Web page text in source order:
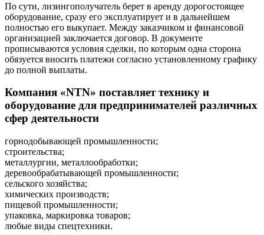
По сути, лизингополучатель берет в аренду дорогостоящее
оборудование, сразу его эксплуатирует и в дальнейшем
полностью его выкупает. Между заказчиком и финансовой
организацией заключается договор. В документе
прописываются условия сделки, по которым одна сторона
обязуется вносить платежи согласно установленному графику
до полной выплаты.
Компания «NTN» поставляет технику и
оборудование для предпринимателей различных
сфер деятельности
горнодобывающей промышленности;
строительства;
металлургии, металлообработки;
деревообрабатывающей промышленности;
сельского хозяйства;
химических производств;
пищевой промышленности;
упаковка, маркировка товаров;
любые виды спецтехники.